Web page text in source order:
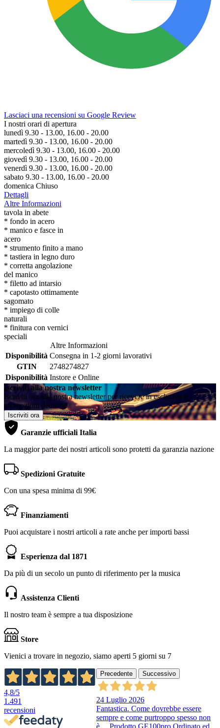
Lasciaci una recensioni su Google Review
I nostri orari di apertura
lunedì 9.30 - 13.00, 16.00 - 20.00
martedì 9.30 - 13.00, 16.00 - 20.00
mercoledì 9.30 - 13.00, 16.00 - 20.00
giovedì 9.30 - 13.00, 16.00 - 20.00
venerdì 9.30 - 13.00, 16.00 - 20.00
sabato 9.30 - 13.00, 16.00 - 20.00
domenica Chiuso
Dettagli
Altre Informazioni
tavola in abete
* fondo in acero
* manico e fasce in
acero
* strumento finito a mano
* tastiera in legno duro
* corretta angolazione
del manico
* filetto ad intarsio
* capotasto ottimamente
sagomato
* impiego di colle
naturali
* finitura con vernici
speciali
Altre Informazioni
Disponibilità Consegna in 1-2 giorni lavorativi
GTIN
2748274827
Disponibilità Instore e Online
Iscriviti alla nostra newsletter
Iscriviti ora alla nostra newsletter per ricevere in esclusiva le
promozioni dedicate
Iscriviti ora
Garanzie ufficiali Italia
La maggior parte dei nostri articoli sono protetti da garanzia nazione
Spedizioni Gratuite
Con una spesa minima di 99€
Finanziamenti
Puoi acquistare i nostri articoli a rate anche per importi bassi
Esperienza dal 1871
Da più di un secolo un punto di riferimento per la musica
Assistenza Clienti
Il nostro team è sempre a tua disposizione
Store
Vienici a trovare in negozio, siamo aperti 5 giorni su 7
4,8/5
1.491
recensioni
Precedente Successivo
24 Luglio 2026
Fantastica. Come dovrebbe essere
sempre e come purtroppo spesso non